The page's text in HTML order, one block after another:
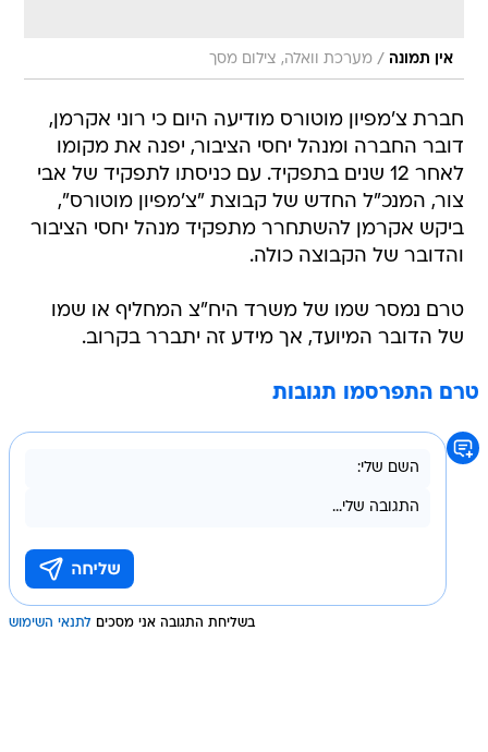
אין תמונה / מערכת וואלה, צילום מסך
חברת צ'מפיון מוטורס מודיעה היום כי רוני אקרמן,
דובר החברה ומנהל יחסי הציבור, יפנה את מקומו
לאחר 12 שנים בתפקיד. עם כניסתו לתפקיד של אבי
צור, המנכ"ל החדש של קבוצת "צ'מפיון מוטורס",
ביקש אקרמן להשתחרר מתפקיד מנהל יחסי הציבור
והדובר של הקבוצה כולה.
טרם נמסר שמו של משרד היח"צ המחליף או שמו
של הדובר המיועד, אך מידע זה יתברר בקרוב.
טרם התפרסמו תגובות
בשליחת התגובה אני מסכים לתנאי השימוש